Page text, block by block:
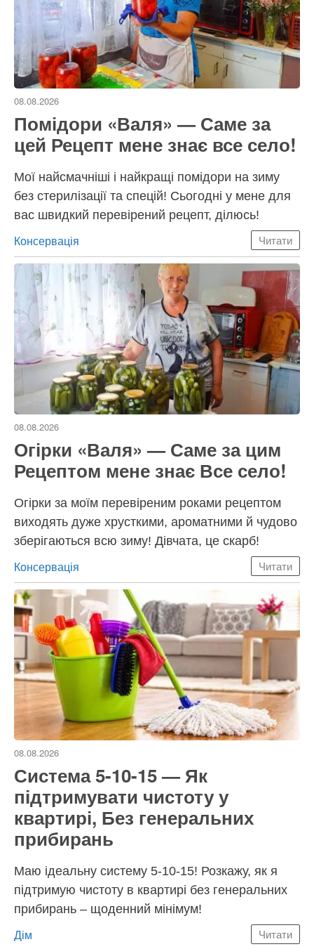
08.08.2026
Помідори «Валя» — Саме за
цей Рецепт мене знає все село!
Мої найсмачніші і найкращі помідори на зиму
без стерилізації та спецій! Сьогодні у мене для
вас швидкий перевірений рецепт, ділюсь!
Категорії
Консервація Читати
08.08.2026
Огірки «Валя» — Саме за цим
Рецептом мене знає Все село!
Огірки за моїм перевіреним роками рецептом
виходять дуже хрусткими, ароматними й чудово
зберігаються всю зиму! Дівчата, це скарб!
Категорії
Консервація Читати
08.08.2026
Система 5-10-15 — Як
підтримувати чистоту у
квартирі, Без генеральних
прибирань
Маю ідеальну систему 5-10-15! Розкажу, як я
підтримую чистоту в квартирі без генеральних
прибирань – щоденний мінімум!
Категорії
Дім Читати